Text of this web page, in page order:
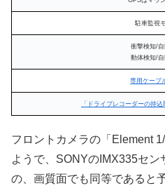
駐車監視
衝撃検知/
動体検知/
専用ケーブ
「ドライブレコーダーの持
フロントカメラの「Element
ようで、SONYのIMX335セ
の、画質面でも同等であると